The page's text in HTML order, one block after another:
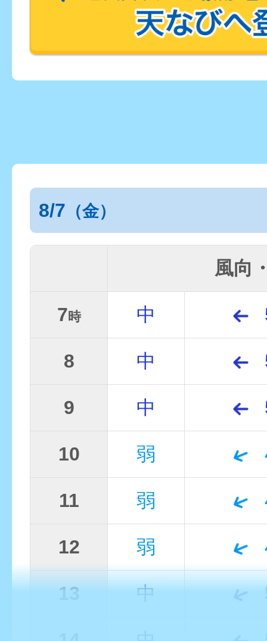
8/7 （金）
風向
7時 中
8 中
9 中
10 弱
11 弱
12 弱
13 中